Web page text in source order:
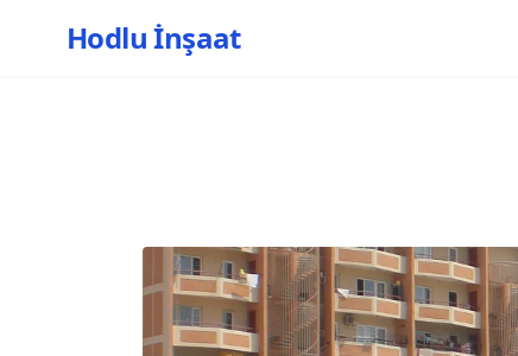
Hodlu İnşaat